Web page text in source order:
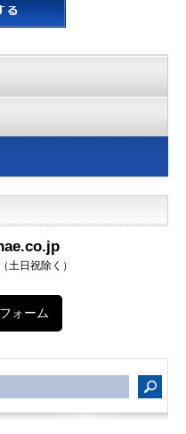
土日祝除く）
ォーム